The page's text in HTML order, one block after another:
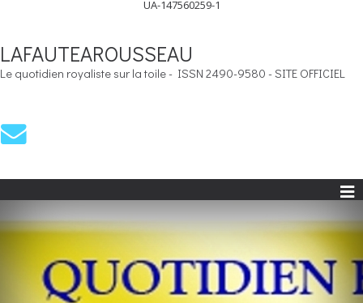
UA-147560259-1
LAFAUTEAROUSSEAU
Le quotidien royaliste sur la toile - ISSN 2490-9580 - SITE OFFICIEL